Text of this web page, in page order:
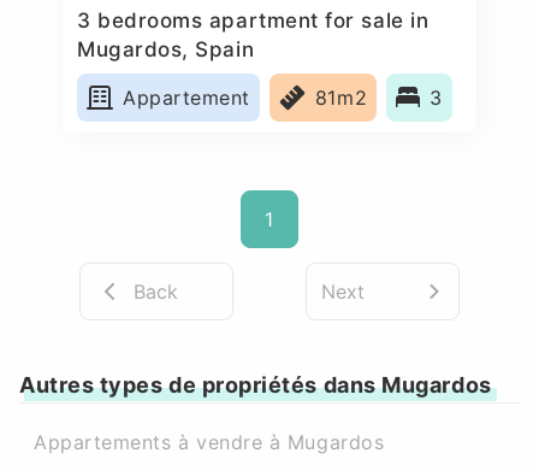
3 bedrooms apartment for sale in
Mugardos, Spain
Appartement
81m2 3
1
Back Next
Autres types de propriétés dans Mugardos
Appartements à vendre à Mugardos